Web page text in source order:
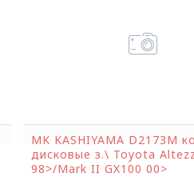
MK KASHIYAMA D2173M
дисковые з.\ Toyota
98>/Mark II GX100 00>